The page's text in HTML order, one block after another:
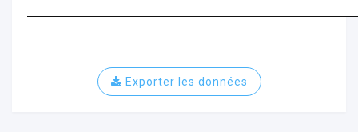
Exporter les données